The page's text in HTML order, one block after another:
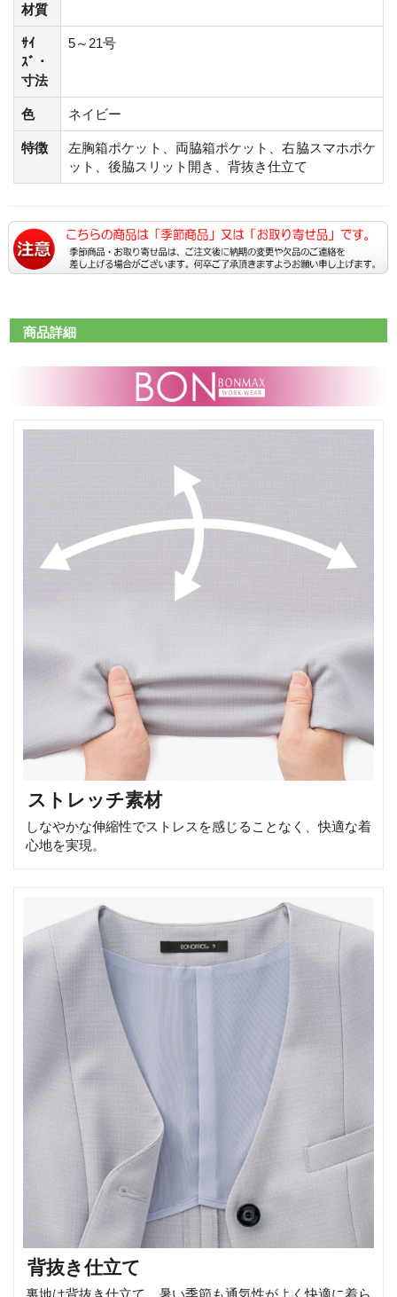
材質
ｻｲ
ｽﾞ・
寸法
5～21号
色 ネイビー
特徴
左胸箱ポケット、両脇箱ポケット、右脇スマホポケ
ット、後脇スリット開き、背抜き仕立て
商品詳細
ストレッチ素材
しなやかな伸縮性でストレスを感じることなく、快適な着
心地を実現。
背抜き仕立て
裏地は背抜き仕立て。暑い季節も通気性がよく快適に着ら